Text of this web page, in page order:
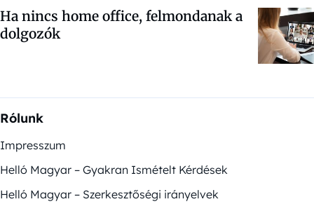
Ha nincs home office, felmondanak a
dolgozók
Rólunk
Impresszum
Helló Magyar – Gyakran Ismételt Kérdések
Helló Magyar – Szerkesztőségi irányelvek